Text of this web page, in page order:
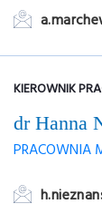
KIEROWNIK
dr Hanna
PRACOWNIA